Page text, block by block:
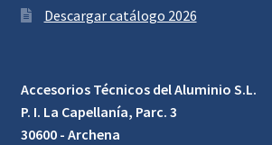
Descargar catálogo 2026
Accesorios Técnicos del Aluminio S.L.
P. I. La Capellanía, Parc. 3
30600 - Archena